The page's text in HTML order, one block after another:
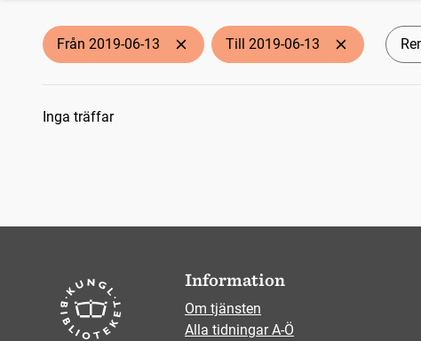
Från 2019-06-13 Till 2019-06-13
Sökresultat
Inga träffar
Information
Om tjänsten
Alla tidningar A-Ö